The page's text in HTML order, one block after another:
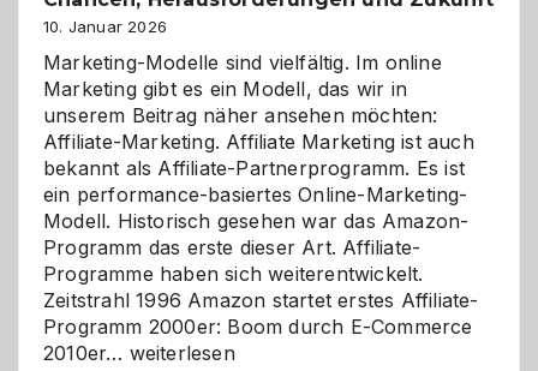
10. Januar 2026
Marketing-Modelle sind vielfältig. Im online
Marketing gibt es ein Modell, das wir in
unserem Beitrag näher ansehen möchten:
Affiliate-Marketing. Affiliate Marketing ist auch
bekannt als Affiliate-Partnerprogramm. Es ist
ein performance-basiertes Online-Marketing-
Modell. Historisch gesehen war das Amazon-
Programm das erste dieser Art. Affiliate-
Programme haben sich weiterentwickelt.
Zeitstrahl 1996 Amazon startet erstes Affiliate-
Programm 2000er: Boom durch E-Commerce
2010er… Affiliate-
weiterlesen